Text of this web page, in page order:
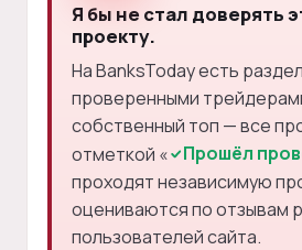
Я бы не стал доверять
проекту.
На BanksToday есть
проверенными
собственный топ — все
отметкой «
Прошёл
проходят независимую
оцениваются по отзывам
пользователей сайта.